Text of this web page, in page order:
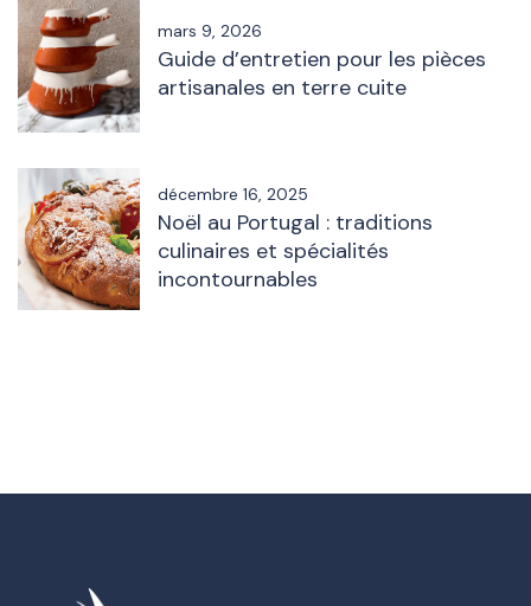
mars 9, 2026
Guide d’entretien pour les pièces
artisanales en terre cuite
décembre 16, 2025
Noël au Portugal : traditions
culinaires et spécialités
incontournables